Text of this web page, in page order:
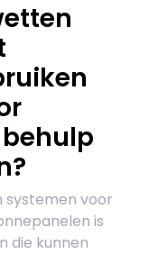
systemen voor
is
die kunnen